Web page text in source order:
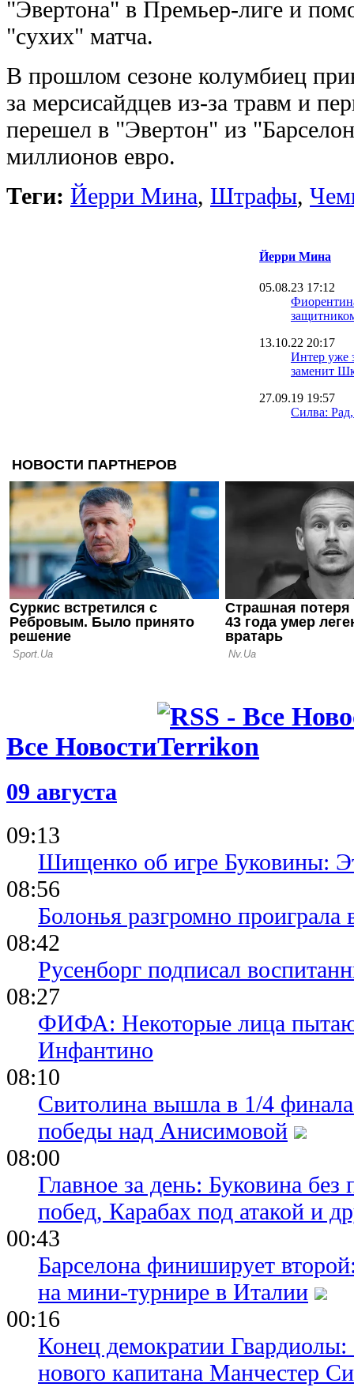
"Эвертона" в Премьер-лиге и
"сухих" матча.
В прошлом сезоне колумбиец
за мерсисайдцев из-за травм и
перешел в "Эвертон" из
миллионов евро.
Теги: Йерри Мина, Штрафы,
Йерри Мина
05.08.23 17:12
13.10.22 20:17
Интер уже
заменит
27.09.19 19:57
Силва:
из-за
08.07.19 16:14
Мина
Эвертоне
Все Новости
09 августа
09:13
Шищенко об игре Буковины:
08:56
Болонья разгромно
08:42
Русенборг подписал
08:27
ФИФА: Некоторые лица
Инфантино
08:10
Свитолина вышла в 1/4
победы над Анисимовой
08:00
Главное за день: Буковина
побед, Карабах под атакой и
00:43
Барселона финиширует
на мини-турнире в Италии
00:16
Конец демократии
нового капитана Манчестер